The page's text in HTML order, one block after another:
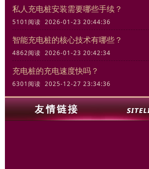
私人充电桩安装需要哪些手续？
5101阅读 2026-01-23 20:44:36
智能充电桩的核心技术有哪些？
4862阅读 2026-01-23 20:42:34
充电桩的充电速度快吗？
6301阅读 2025-12-27 23:34:36